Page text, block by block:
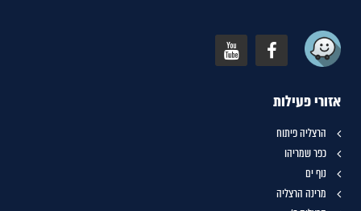
אזורי פעילות
הרצליה פיתוח
כפר שמריהו
נוף ים
מרינה הרצליה